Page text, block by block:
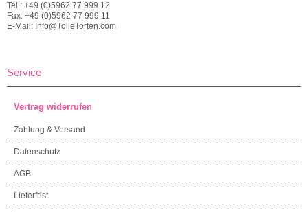
Tel.: +49 (0)5962 77 999 12
Fax: +49 (0)5962 77 999 11
E-Mail: Info@TolleTorten.com
Service
Vertrag widerrufen
Zahlung & Versand
Datenschutz
AGB
Lieferfrist